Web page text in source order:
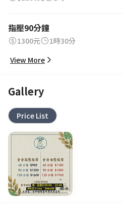
指壓90分鐘
1300元
1時30分
View More
Gallery
Price List